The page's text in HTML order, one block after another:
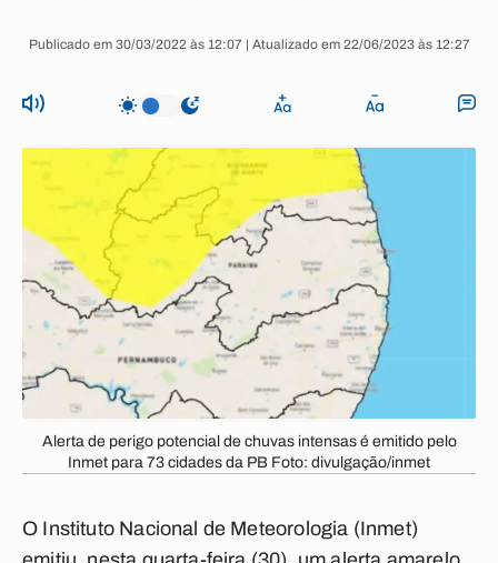
Publicado em 30/03/2022 às 12:07 | Atualizado em 22/06/2023 às 12:27
Alerta de perigo potencial de chuvas intensas é emitido pelo
Inmet para 73 cidades da PB Foto: divulgação/inmet
O Instituto Nacional de Meteorologia (Inmet)